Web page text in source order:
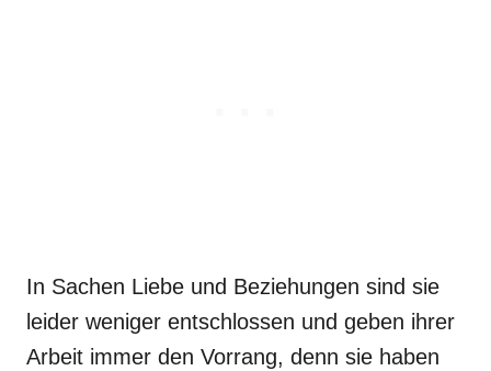
In Sachen Liebe und Beziehungen sind sie
leider weniger entschlossen und geben ihrer
Arbeit immer den Vorrang, denn sie haben